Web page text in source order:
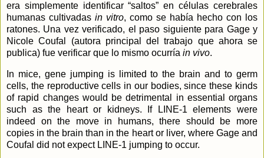
era simplemente identificar “saltos” en células cerebrales
humanas cultivadas in vitro, como se había hecho con los
ratones. Una vez verificado, el paso siguiente para Gage y
Nicole Coufal (autora principal del trabajo que ahora se
publica) fue verificar que lo mismo ocurría in vivo.
In mice, gene jumping is limited to the brain and to germ
cells, the reproductive cells in our bodies, since these kinds
of rapid changes would be detrimental in essential organs
such as the heart or kidneys. If LINE-1 elements were
indeed on the move in humans, there should be more
copies in the brain than in the heart or liver, where Gage and
Coufal did not expect LINE-1 jumping to occur.